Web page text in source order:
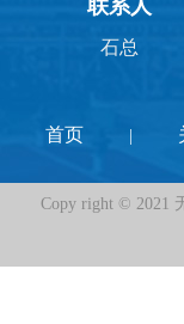
联系人
石总
首页
Copy right © 2021